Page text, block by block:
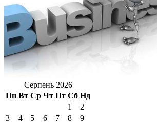
Серпень 2026
Пн Вт Ср Чт Пт Сб Нд
1
2
3
4 5 6 7 8
9